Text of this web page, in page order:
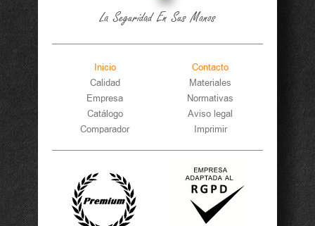
La Seguridad En Sus Manos
Inicio
Calidad
Empresa
Catálogo
Comparador
Contacto
Materiales
Normativas
Aviso legal
Imprimir